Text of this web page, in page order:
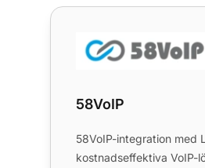
58VoIP
58VoIP
58VoIP-integration med
kostnadseffektiva VoIP-